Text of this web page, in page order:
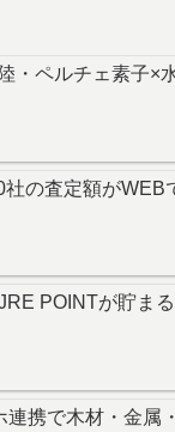
・ペルチェ素子
の査定額が
POINTが貯ま
携で木材・金